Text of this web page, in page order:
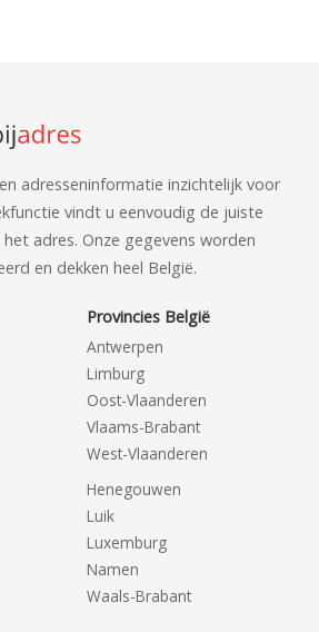
adresseninformatie inzichtelijk voor
vindt u eenvoudig de juiste
adres. Onze gegevens worden
en dekken heel België.
Provincies België
Antwerpen
Limburg
Oost-Vlaanderen
Vlaams-Brabant
West-Vlaanderen
Henegouwen
Luik
Luxemburg
Namen
Waals-Brabant